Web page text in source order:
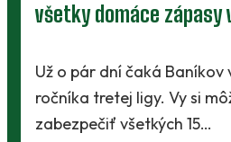
V Kanianke
Baníci vstúpili do
Slovnaft Cupu, keď